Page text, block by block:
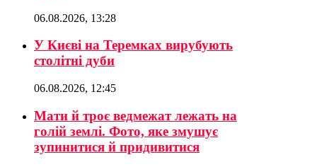
06.08.2026, 13:28
У Києві на Теремках вирубують
столітні дуби
06.08.2026, 12:45
Мати й троє ведмежат лежать на
голій землі. Фото, яке змушує
зупинитися й придивитися